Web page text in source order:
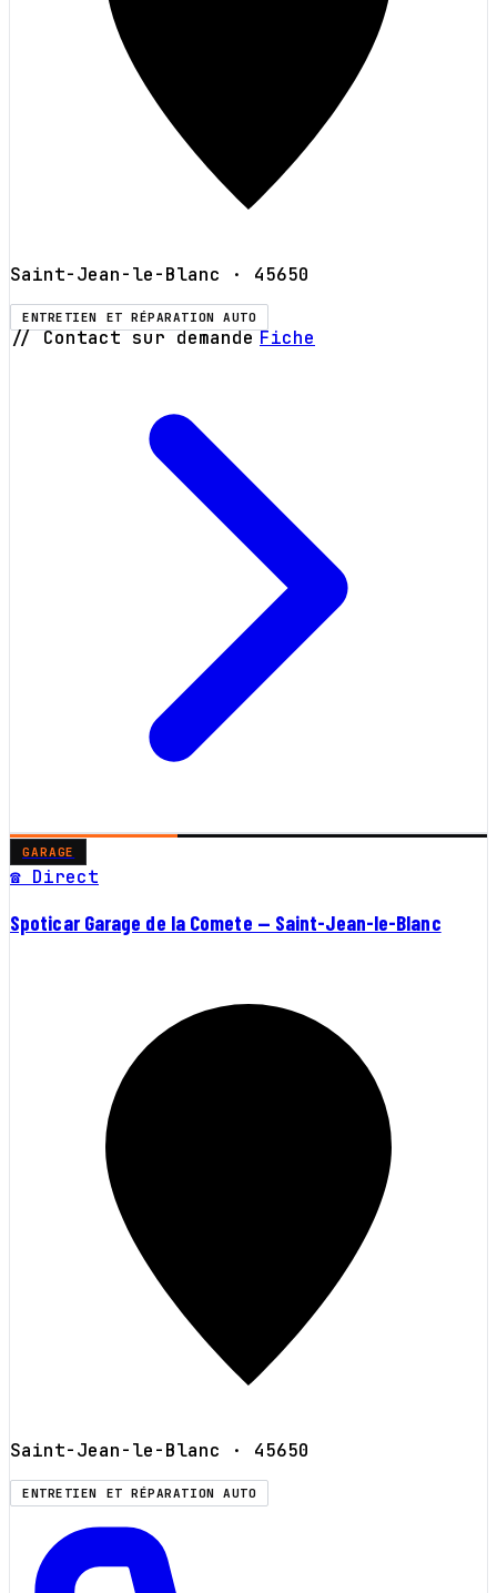
Saint-Jean-le-Blanc · 45650
ENTRETIEN ET RÉPARATION AUTO
// Contact sur demande Fiche
GARAGE
☎ Direct
Spoticar Garage de la Comete — Saint-Jean-le-Blanc
Saint-Jean-le-Blanc · 45650
ENTRETIEN ET RÉPARATION AUTO